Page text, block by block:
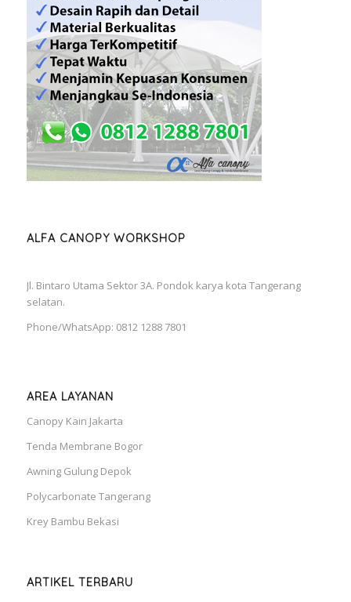
ALFA CANOPY WORKSHOP
Jl. Bintaro Utama Sektor 3A. Pondok karya kota Tangerang
selatan.
Phone/WhatsApp: 0812 1288 7801
AREA LAYANAN
Canopy Kain Jakarta
Tenda Membrane Bogor
Awning Gulung Depok
Polycarbonate Tangerang
Krey Bambu Bekasi
ARTIKEL TERBARU